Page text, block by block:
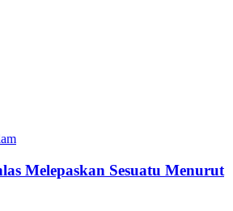
Melepaskan Sesuatu Menurut